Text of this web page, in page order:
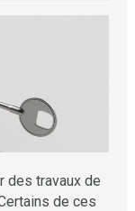
des travaux de
de ces